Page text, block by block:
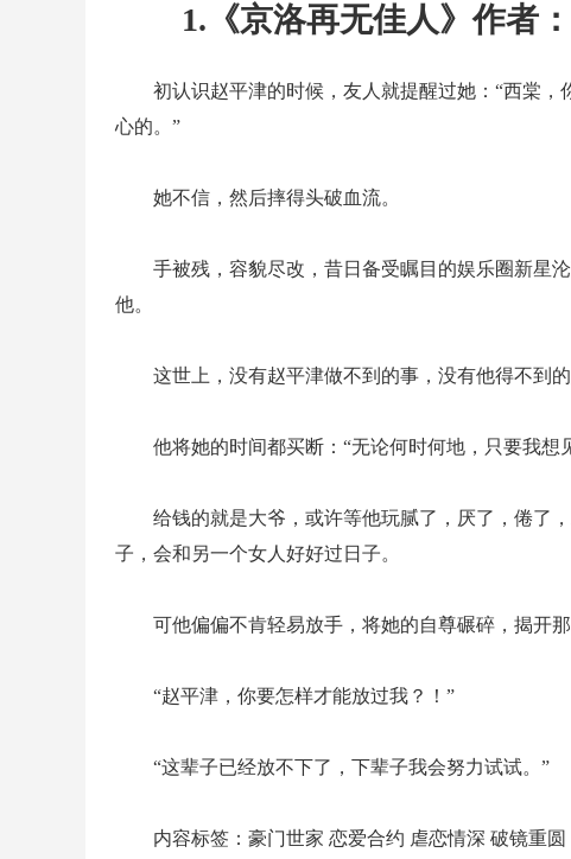
1.《京洛再无佳人》作者
初认识赵平津的时候，友人就提醒过她：“西棠
心的。”
她不信，然后摔得头破血流。
手被残，容貌尽改，昔日备受瞩目的娱乐圈新星
他。
这世上，没有赵平津做不到的事，没有他得不到的
他将她的时间都买断：“无论何时何地，只要我想
给钱的就是大爷，或许等他玩腻了，厌了，倦了
子，会和另一个女人好好过日子。
可他偏偏不肯轻易放手，将她的自尊碾碎，揭开
“赵平津，你要怎样才能放过我？！”
“这辈子已经放不下了，下辈子我会努力试试。”
内容标签：豪门世家 恋爱合约 虐恋情深 破镜重圆